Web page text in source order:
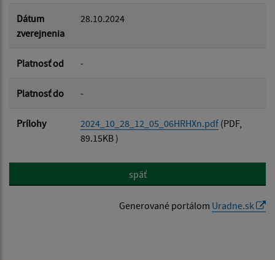
Dátum
zverejnenia
28.10.2024
Platnosť od -
Platnosť do -
Prílohy 2024_10_28_12_05_06HRHXn.pdf (PDF,
89.15KB )
späť
Generované portálom Uradne.sk